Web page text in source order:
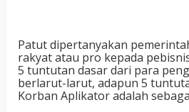
Patut dipertanyakan
rakyat atau pro kepada
5 tuntutan dasar dari para
berlarut-larut, adapun 5
Korban Aplikator adalah